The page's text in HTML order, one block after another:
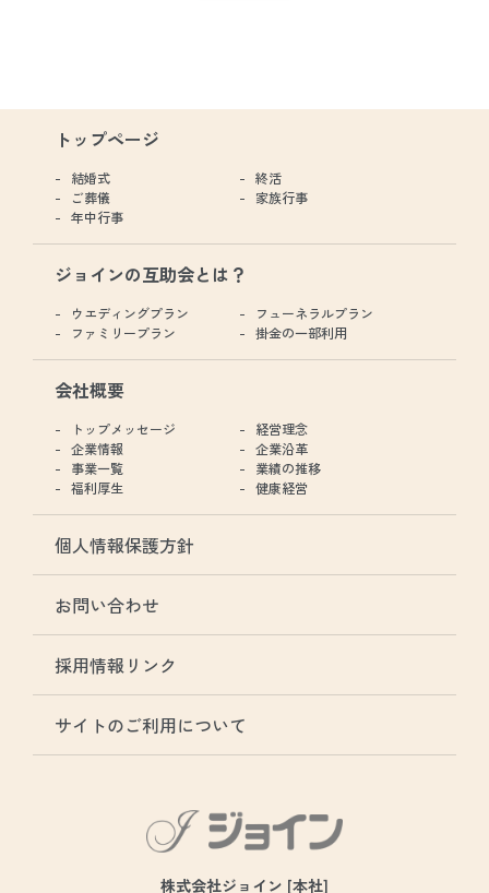
トップページ
結婚式
終活
ご葬儀
家族行事
年中行事
ジョインの互助会とは？
ウエディングプラン
フューネラルプラン
ファミリープラン
掛金の一部利用
会社概要
トップメッセージ
経営理念
企業情報
企業沿革
事業一覧
業績の推移
福利厚生
健康経営
個人情報保護方針
お問い合わせ
採用情報リンク
サイトのご利用について
株式会社ジョイン [本社]